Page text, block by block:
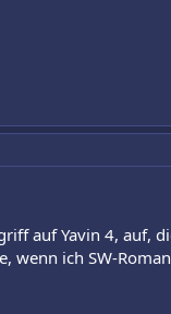
auf Yavin 4, auf,
wenn ich SW-